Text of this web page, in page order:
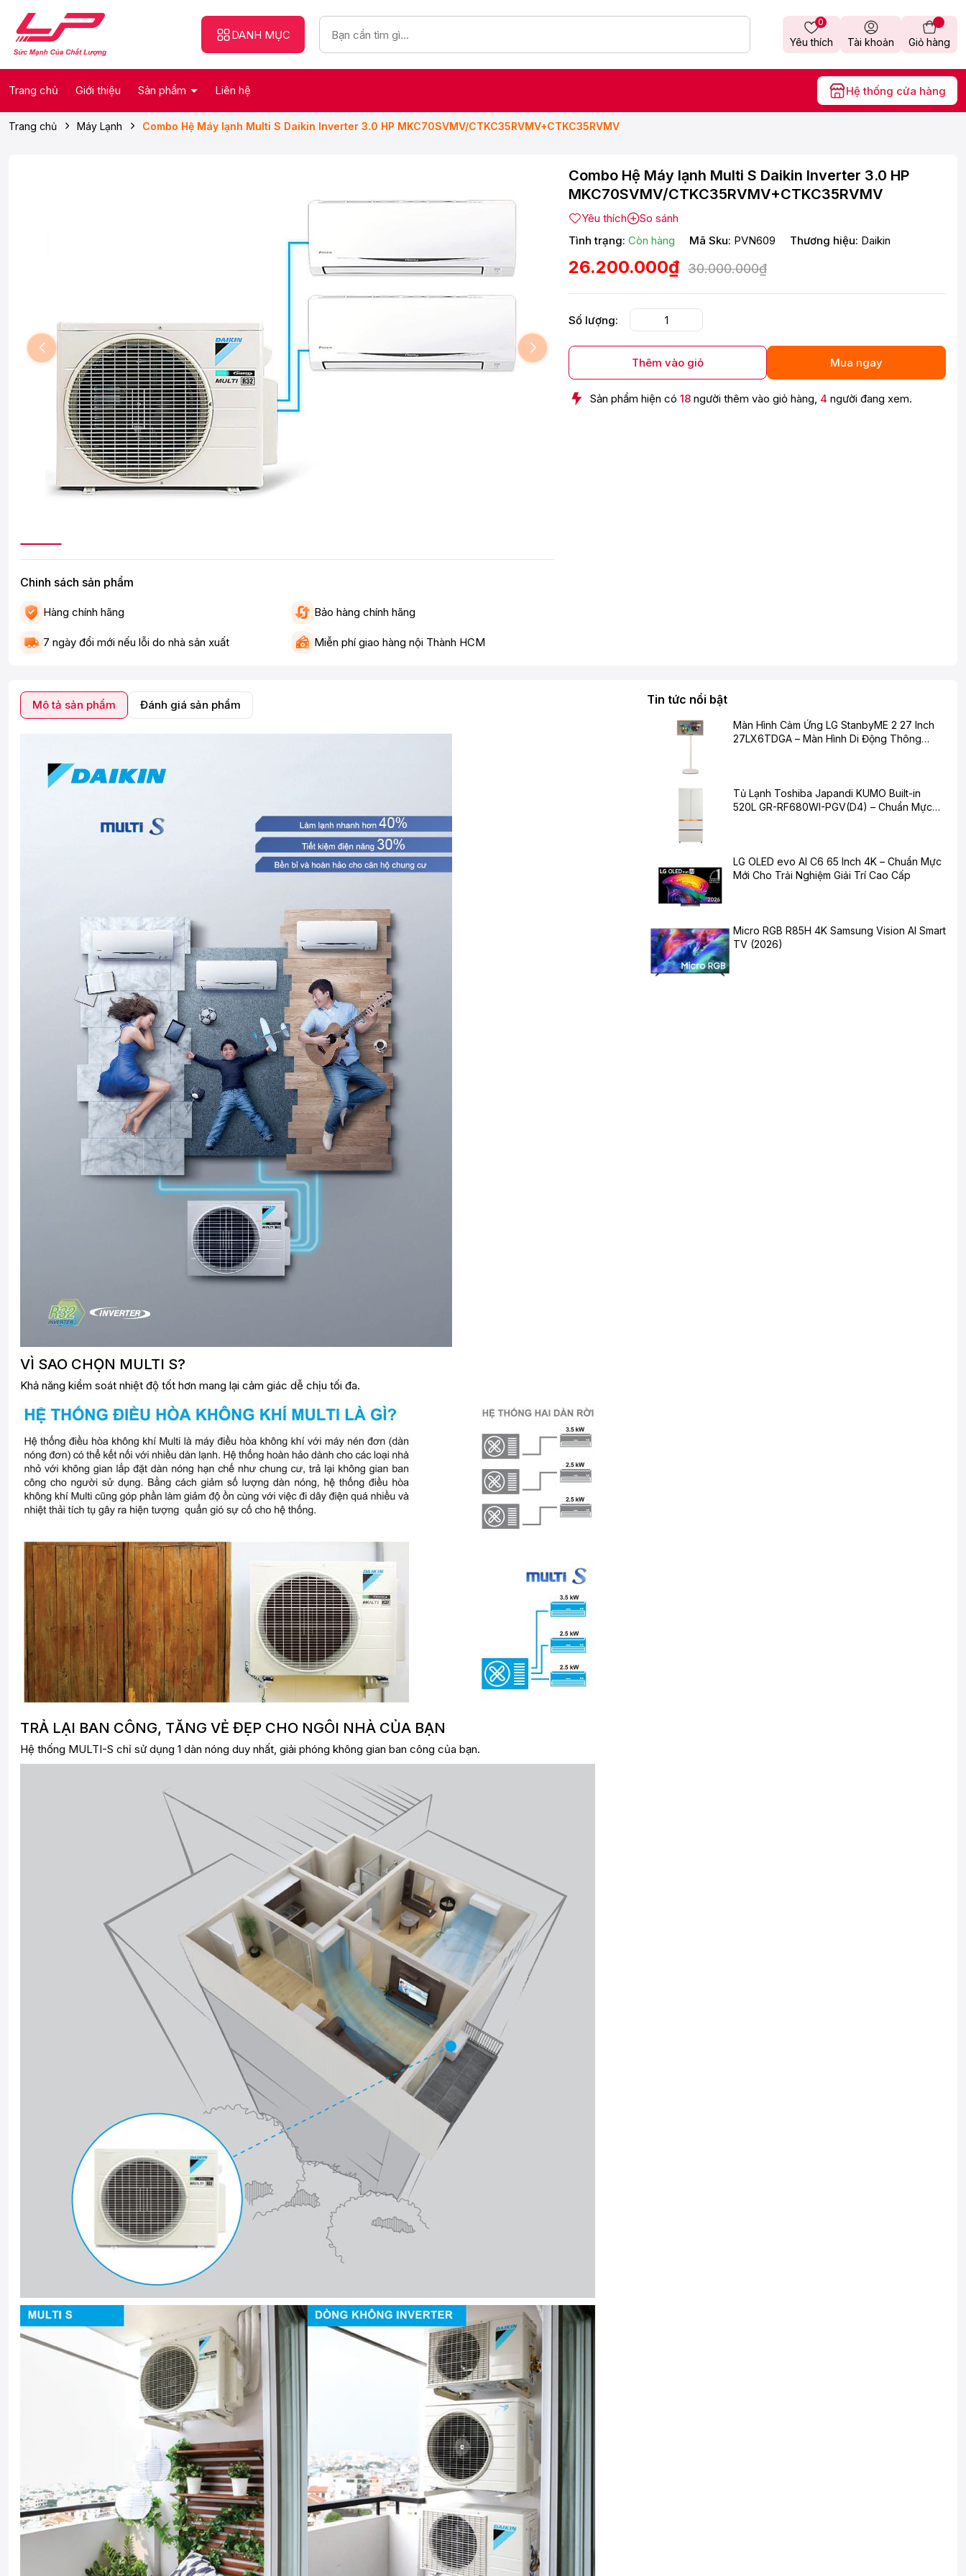
DANH MỤC
Yêu thích
0
Tài khoản Giỏ hàng
Trang chủ Giới thiệu Sản phẩm Liên hệ Hệ thống cửa hàng
Trang chủ Máy Lạnh Combo Hệ Máy lạnh Multi S Daikin Inverter 3.0 HP MKC70SVMV/CTKC35RVMV+CTKC35RVMV
Chinh sách sản phẩm
Hàng chính hãng Bảo hàng chính hãng
7 ngày đổi mới nếu lỗi do nhà sản xuất Miễn phí giao hàng nội Thành HCM
Combo Hệ Máy lạnh Multi S Daikin Inverter 3.0 HP
MKC70SVMV/CTKC35RVMV+CTKC35RVMV
Yêu thích
So sánh
Tình trạng: Còn hàng Mã Sku: PVN609 Thương hiệu: Daikin
26.200.000₫ 30.000.000₫
Số lượng:
Thêm vào giỏ Mua ngay
Sản phẩm hiện có 18 người thêm vào giỏ hàng, 4 người đang xem.
Mô tả sản phẩm Đánh giá sản phẩm
VÌ SAO CHỌN MULTI S?
Khả năng kiểm soát nhiệt độ tốt hơn mang lại cảm giác dễ chịu tối đa.
TRẢ LẠI BAN CÔNG, TĂNG VẺ ĐẸP CHO NGÔI NHÀ CỦA BẠN
Hệ thống MULTI-S chỉ sử dụng 1 dàn nóng duy nhất, giải phóng không gian ban công của bạn.
Tin tức nổi bật
Màn Hình Cảm Ứng LG StanbyME 2 27 Inch
27LX6TDGA – Màn Hình Di Động Thông
Tủ Lạnh Toshiba Japandi KUMO Built-in
520L GR-RF680WI-PGV(D4) – Chuẩn Mực
LG OLED evo AI C6 65 Inch 4K – Chuẩn Mực
Mới Cho Trải Nghiệm Giải Trí Cao Cấp
Micro RGB R85H 4K Samsung Vision AI Smart
TV (2026)